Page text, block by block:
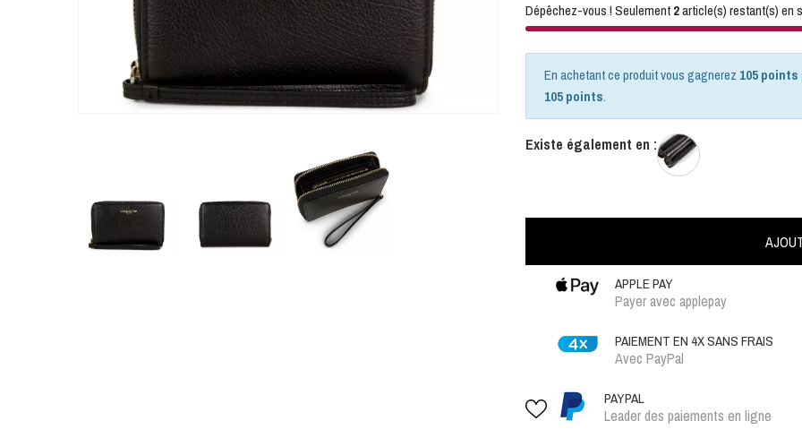
Dépêchez-vous ! Seulement2article(s) restant(s) en
En achetant ce produit vous gagnerez 105 points
105 points.
Existe également en :
APPLE PAY
Payer avec applepay
PAIEMENT EN 4X SANS FRAIS
Avec PayPal
PAYPAL
Leader des paiements en ligne